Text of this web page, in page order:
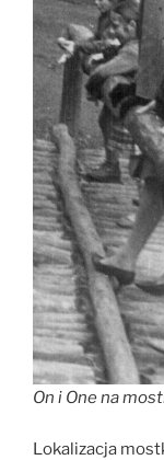
On i One na
Lokalizacja